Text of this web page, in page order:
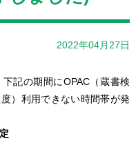
2022年04月27日
記の期間にOPAC（蔵書検
）利用できない時間帯が発